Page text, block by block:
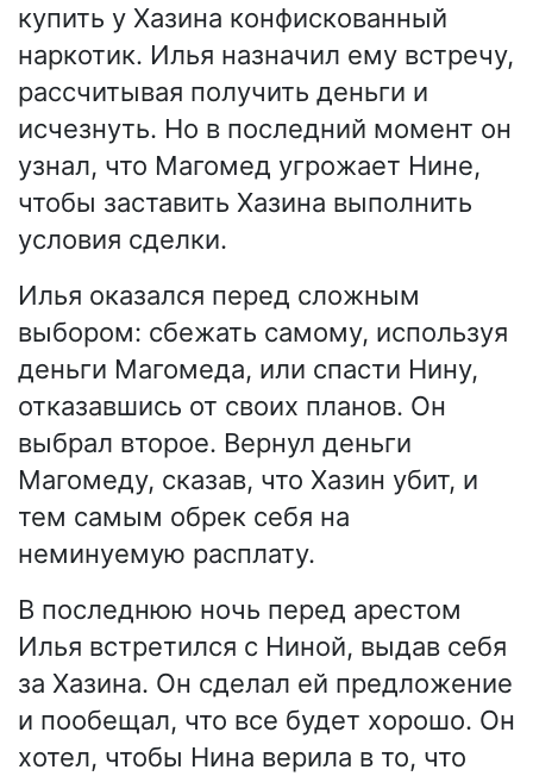
купить у Хазина конфискованный
наркотик. Илья назначил ему встречу,
рассчитывая получить деньги и
исчезнуть. Но в последний момент он
узнал, что Магомед угрожает Нине,
чтобы заставить Хазина выполнить
условия сделки.
Илья оказался перед сложным
выбором: сбежать самому, используя
деньги Магомеда, или спасти Нину,
отказавшись от своих планов. Он
выбрал второе. Вернул деньги
Магомеду, сказав, что Хазин убит, и
тем самым обрек себя на
неминуемую расплату.
В последнюю ночь перед арестом
Илья встретился с Ниной, выдав себя
за Хазина. Он сделал ей предложение
и пообещал, что все будет хорошо. Он
хотел, чтобы Нина верила в то, что